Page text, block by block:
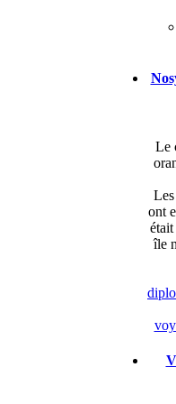
Le
ont
était
île